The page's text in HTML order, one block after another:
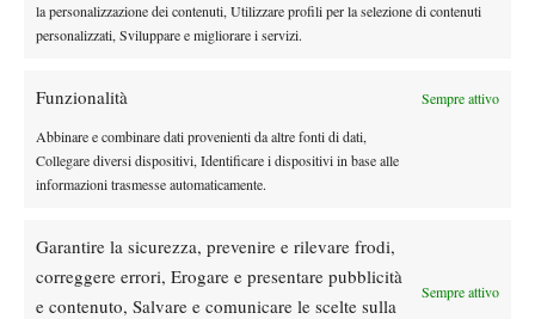
la personalizzazione dei contenuti, Utilizzare profili per la selezione di contenuti
personalizzati, Sviluppare e migliorare i servizi.
Funzionalità Sempre attivo
Abbinare e combinare dati provenienti da altre fonti di dati,
Collegare diversi dispositivi, Identificare i dispositivi in base alle
informazioni trasmesse automaticamente.
Garantire la sicurezza, prevenire e rilevare frodi,
correggere errori, Erogare e presentare pubblicità
e contenuto, Salvare e comunicare le scelte sulla
Sempre attivo
News
Atp News
Effetto Montreal: forfait e sorprese
News
Dalle porte dell’eliminazione alla gloria: